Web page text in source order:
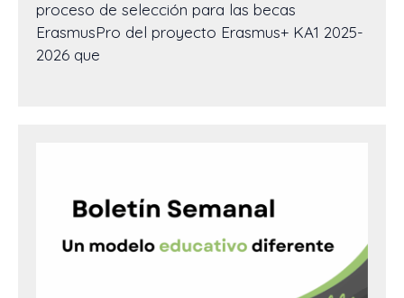
proceso de selección para las becas
ErasmusPro del proyecto Erasmus+ KA1 2025-
2026 que